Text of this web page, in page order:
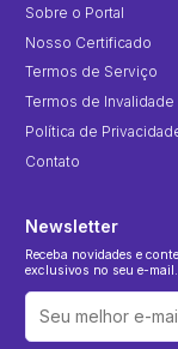
Sobre o Portal
Nosso Certificado
Termos de Serviço
Termos de Invalidade
Política de
Contato
Newsletter
Receba novidades e
exclusivos no seu e-mail.